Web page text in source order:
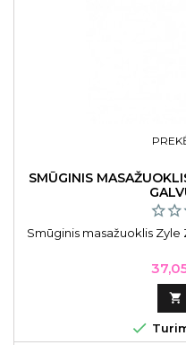
SMŪGINIS
Smūginis masažuoklis Zyle

